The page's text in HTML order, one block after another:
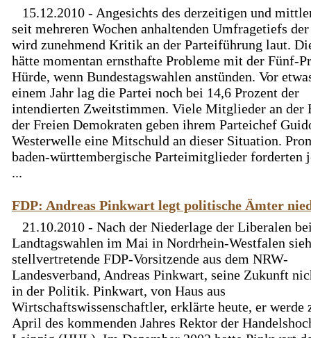
15.12.2010 - Angesichts des derzeitigen und
seit mehreren Wochen anhaltenden Umfragetiefs
wird zunehmend Kritik an der Parteiführung laut.
hätte momentan ernsthafte Probleme mit der Fünf-
Hürde, wenn Bundestagswahlen anstünden. Vor
einem Jahr lag die Partei noch bei 14,6 Prozent der
intendierten Zweitstimmen. Viele Mitglieder an der
der Freien Demokraten geben ihrem Parteichef
Westerwelle eine Mitschuld an dieser Situation.
baden-württembergische Parteimitglieder forderten
...
FDP: Andreas Pinkwart legt politische Ämter
21.10.2010 - Nach der Niederlage der Liberalen
Landtagswahlen im Mai in Nordrhein-Westfalen
stellvertretende FDP-Vorsitzende aus dem NRW-
Landesverband, Andreas Pinkwart, seine Zukunft
in der Politik. Pinkwart, von Haus aus
Wirtschaftswissenschaftler, erklärte heute, er werde
April des kommenden Jahres Rektor der